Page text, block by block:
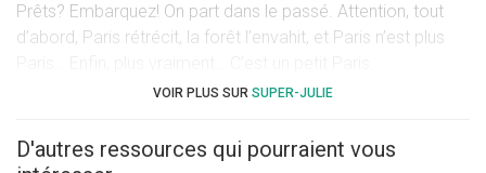
Prêts? Embarquez! On part dans le passé. Attention, tout
d’abord, Paris rétrécit, la forêt l’envahit, et Paris n’est plus
Puis, c’est l’empilement de bâtiments. Et moi, j’ai choisi
tout de même. Plusieurs vidéos animent les époques à
VOIR PLUS SUR SUPER-JULIE
D'autres ressources qui pourraient vous